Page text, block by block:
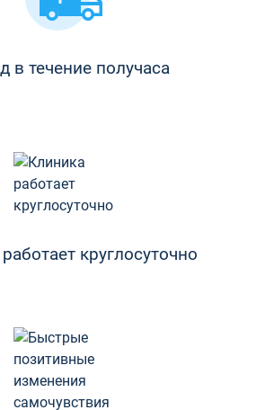
в течение получаса
круглосуточно